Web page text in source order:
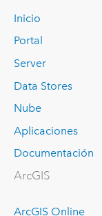
Inicio
Portal
Server
Data Stores
Nube
Aplicaciones
Documentación
ArcGIS
ArcGIS Online